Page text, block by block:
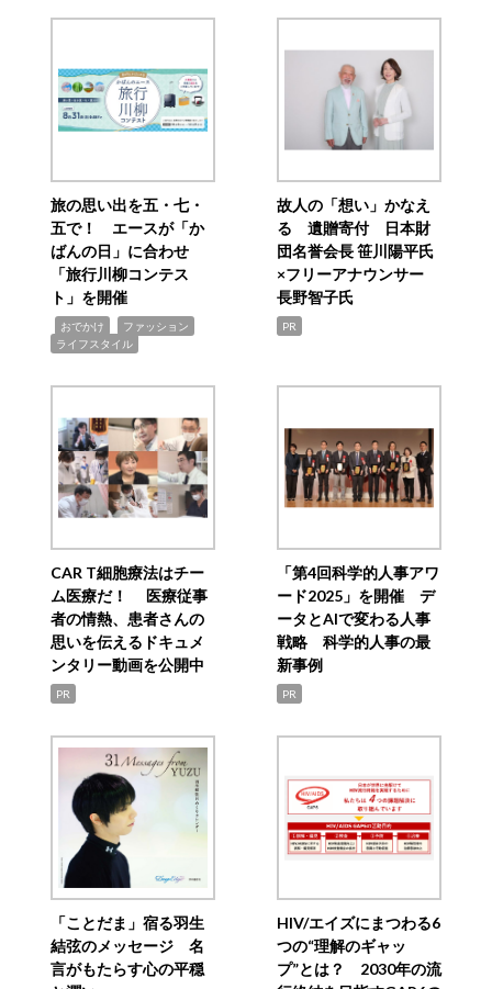
旅の思い出を五・七・
五で！ エースが「か
ばんの日」に合わせ
「旅行川柳コンテス
ト」を開催
おでかけ ファッション
ライフスタイル
故人の「想い」かなえ
る 遺贈寄付 日本財
団名誉会長 笹川陽平氏
×フリーアナウンサー
長野智子氏
PR
CAR T細胞療法はチー
ム医療だ！ 医療従事
者の情熱、患者さんの
思いを伝えるドキュメ
ンタリー動画を公開中
PR
「第4回科学的人事アワ
ード2025」を開催 デ
ータとAIで変わる人事
戦略 科学的人事の最
新事例
PR
「ことだま」宿る羽生
結弦のメッセージ 名
言がもたらす心の平穏
HIV/エイズにまつわる6
つの“理解のギャッ
プ”とは？ 2030年の流